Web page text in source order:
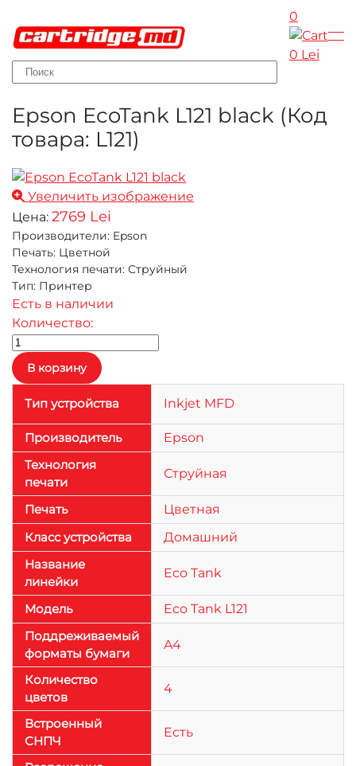
Skip to main content
0
0 Lei
Epson EcoTank L121 black (Код
товара: L121)
Увеличить изображение
Цена: 2769 Lei
Производители: Epson
Печать: Цветной
Технология печати: Струйный
Тип: Принтер
Есть в наличии
Количество:
Тип устройства Inkjet MFD
Производитель
Epson
Технология
печати
Струйная
Печать
Цветная
Класс устройства
Домашний
Название
линейки
Eco Tank
Модель
Eco Tank L121
Поддреживаемый
форматы бумаги
A4
Количество
цветов
4
Встроенный
СНПЧ
Есть